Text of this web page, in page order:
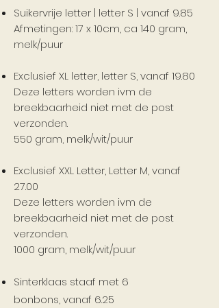
Suikervrije letter | letter S | vanaf 9.85
Afmetingen: 17 x 10cm, ca 140 gram,
melk/puur
Exclusief XL letter, letter S, vanaf 19.80
Deze letters worden ivm de
breekbaarheid niet met de post
verzonden.
550 gram, melk/wit/puur
Exclusief XXL Letter, Letter M, vanaf
27.00
Deze letters worden ivm de
breekbaarheid niet met de post
verzonden.
1000 gram, melk/wit/puur
Sinterklaas staaf met 6
bonbons,vanaf 6.25